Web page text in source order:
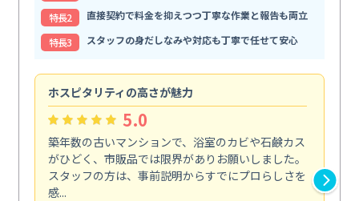
特⻑2
直接契約で料金を抑えつつ丁寧な作業と報告も両立
特⻑3
スタッフの身だしなみや対応も丁寧で任せて安心
ホスピタリティの高さが魅力
5.0
築年数の古いマンションで、浴室のカビや石鹸カス
がひどく、市販品では限界がありお願いしました。
スタッフの方は、事前説明からすでにプロらしさを
感...